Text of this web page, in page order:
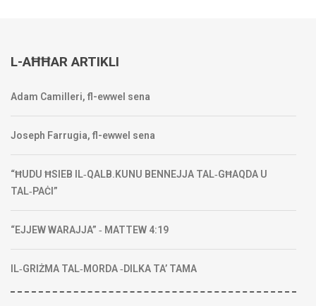
L-AĦĦAR ARTIKLI
Adam Camilleri, fl-ewwel sena
Joseph Farrugia, fl-ewwel sena
“ĦUDU ĦSIEB IL‑QALB.KUNU BENNEJJA TAL‑GĦAQDA U
TAL‑PAĊI”
“EJJEW WARAJJA” ‑ MATTEW 4:19
IL‑GRIŻMA TAL‑MORDA ‑DILKA TA’ TAMA